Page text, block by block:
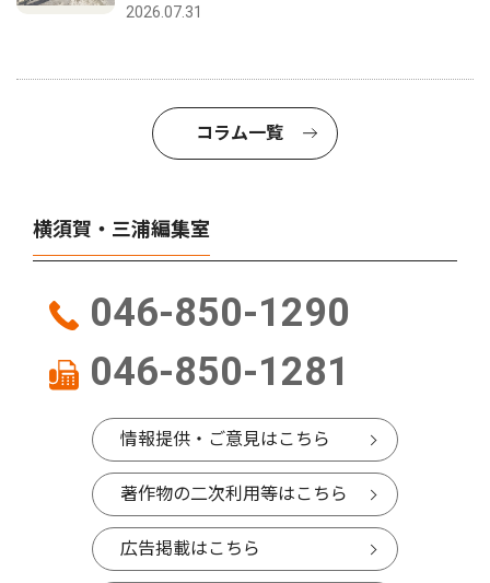
2026.07.31
コラム一覧
横須賀・三浦編集室
046-850-1290
046-850-1281
情報提供・ご意見はこちら
著作物の二次利用等はこちら
広告掲載はこちら